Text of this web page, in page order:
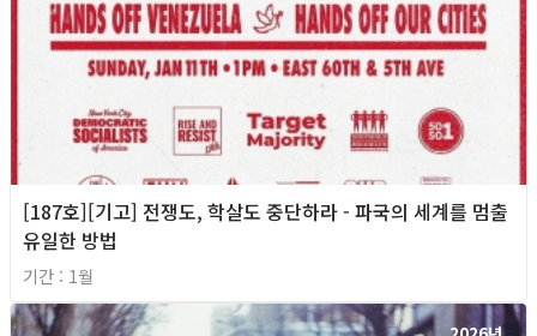
[187호][기고] 전쟁도, 학살도 중단하라 - 파국의 세계를 멈출
유일한 방법
기간 : 1월